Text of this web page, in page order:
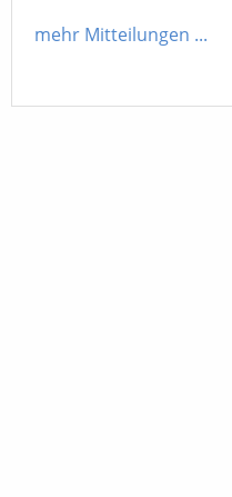
mehr Mitteilungen ...